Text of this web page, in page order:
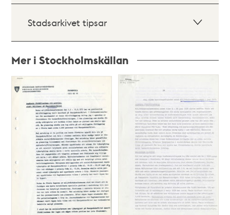
Stadsarkivet tipsar
Mer i Stockholmskällan
Relaterade
poster
teman